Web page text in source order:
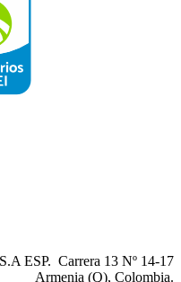
ESP. Carrera 13 Nº 14-17
Armenia (Q), Colombia.